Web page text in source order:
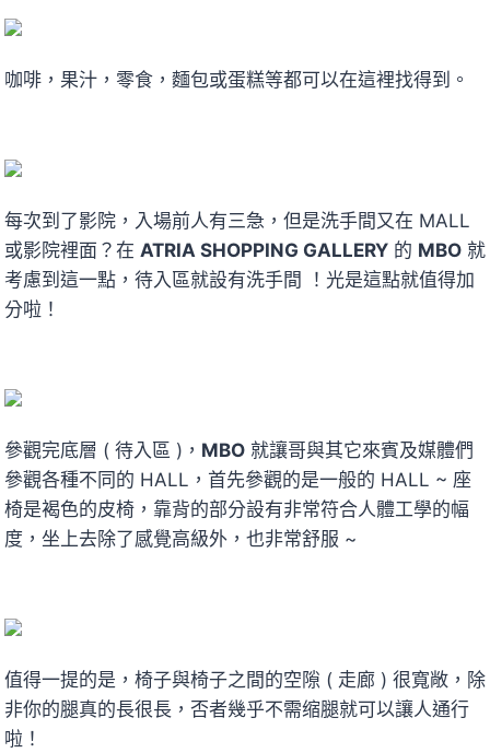
咖啡，果汁，零食，麵包或蛋糕等都可以在這裡找得到。
每次到了影院，入場前人有三急，但是洗手間又在 MALL
或影院裡面？在 ATRIA SHOPPING GALLERY 的 MBO 就
考慮到這一點，待入區就設有洗手間 ！光是這點就值得加
分啦！
參觀完底層 ( 待入區 )， MBO 就讓哥與其它來賓及媒體們
參觀各種不同的 HALL，首先參觀的是一般的 HALL ~ 座
椅是褐色的皮椅，靠背的部分設有非常符合人體工學的幅
度，坐上去除了感覺高級外，也非常舒服 ~
值得一提的是，椅子與椅子之間的空隙 ( 走廊 ) 很寬敞，除
非你的腿真的長很長，否者幾乎不需缩腿就可以讓人通行
啦！